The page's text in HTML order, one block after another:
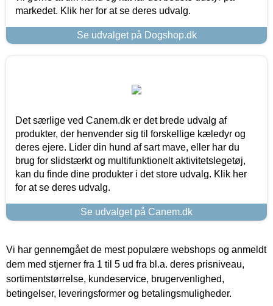
markedet. Klik her for at se deres udvalg.
Se udvalget på Dogshop.dk
Det særlige ved Canem.dk er det brede udvalg af
produkter, der henvender sig til forskellige kæledyr og
deres ejere. Lider din hund af sart mave, eller har du
brug for slidstærkt og multifunktionelt aktivitetslegetøj,
kan du finde dine produkter i det store udvalg. Klik her
for at se deres udvalg.
Se udvalget på Canem.dk
Vi har gennemgået de mest populære webshops og anmeldt
dem med stjerner fra 1 til 5 ud fra bl.a. deres prisniveau,
sortimentstørrelse, kundeservice, brugervenlighed,
betingelser, leveringsformer og betalingsmuligheder.